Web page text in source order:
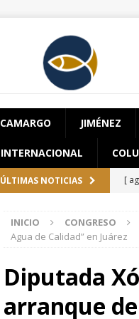
CAMARGO JIMÉNEZ
INTERNACIONAL
ÚLTIMAS NOTICIAS [
[
[
INICIO CONGRESO
Agua de Calidad” en Juárez
Diputada
arranque